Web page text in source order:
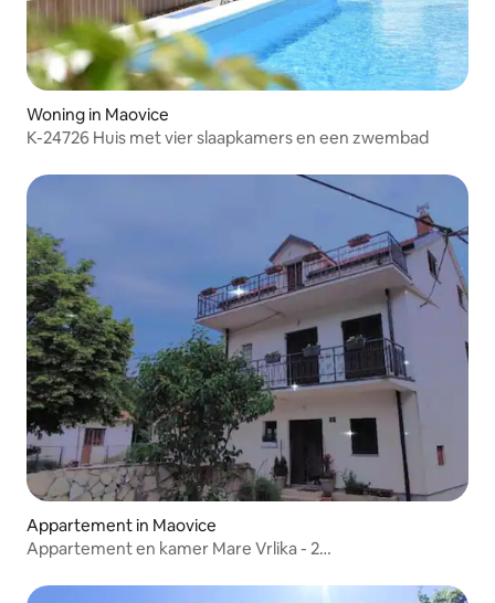
Woning in Maovice
K-24726 Huis met vier slaapkamers en een zwembad
Appartement in Maovice
Appartement en kamer Mare Vrlika - 2